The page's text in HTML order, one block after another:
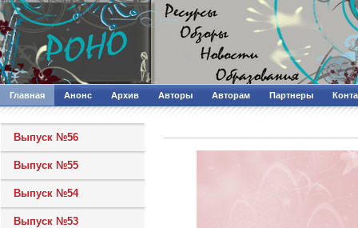
Главная Анонс Архив Авторы Авторам Партнеры
Выпуск №56
Выпуск №55
Выпуск №54
Выпуск №53